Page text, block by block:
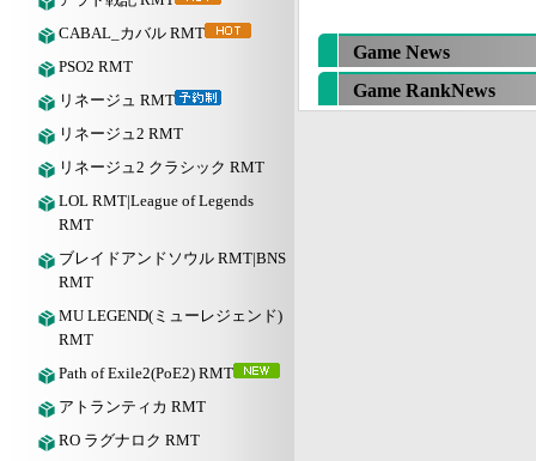
CABAL_カバル RMT
PSO2 RMT
リネージュ RMT
リネージュ2 RMT
リネージュ2 クラシック RMT
LOL RMT|League of Legends
RMT
ブレイドアンドソウル RMT|BNS
RMT
MU LEGEND(ミューレジェンド)
RMT
Path of Exile2(PoE2) RMT
アトランティカ RMT
RO ラグナロク RMT
Game News
Game RankNews